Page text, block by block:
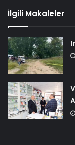
İlgili Makaleler